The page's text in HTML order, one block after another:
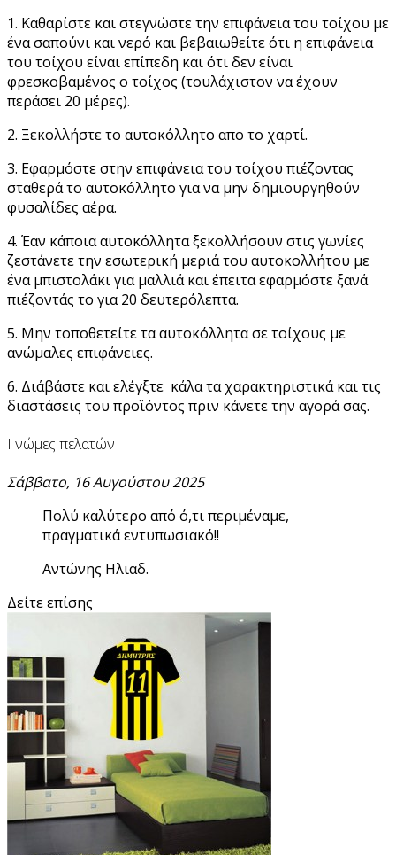
1. Καθαρίστε και στεγνώστε την επιφάνεια του τοίχου με
ένα σαπούνι και νερό και βεβαιωθείτε ότι η επιφάνεια
του τοίχου είναι επίπεδη και ότι δεν είναι
φρεσκοβαμένος ο τοίχος (τουλάχιστον να έχουν
περάσει 20 μέρες).
2. Ξεκολλήστε το αυτοκόλλητο απο το χαρτί.
3. Εφαρμόστε στην επιφάνεια του τοίχου πιέζοντας
σταθερά το αυτοκόλλητο για να μην δημιουργηθούν
φυσαλίδες αέρα.
4. Έαν κάποια αυτοκόλλητα ξεκολλήσουν στις γωνίες
ζεστάνετε την εσωτερική μεριά του αυτοκολλήτου με
ένα μπιστολάκι για μαλλιά και έπειτα εφαρμόστε ξανά
πιέζοντάς το για 20 δευτερόλεπτα.
5. Μην τοποθετείτε τα αυτοκόλλητα σε τοίχους με
ανώμαλες επιφάνειες.
6. Διάβάστε και ελέγξτε κάλα τα χαρακτηριστικά και τις
διαστάσεις του προϊόντος πριν κάνετε την αγορά σας.
Γνώμες πελατών
Σάββατο, 16 Αυγούστου 2025
Πολύ καλύτερο από ό,τι περιμέναμε,
πραγματικά εντυπωσιακό!!
Αντώνης Ηλιαδ.
Δείτε επίσης